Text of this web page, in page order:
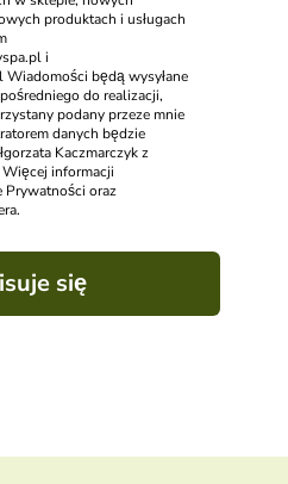
produktach i usługach
i
będą wysyłane
do realizacji,
podany przeze mnie
danych będzie
Kaczmarczyk z
informacji
Prywatności oraz
się